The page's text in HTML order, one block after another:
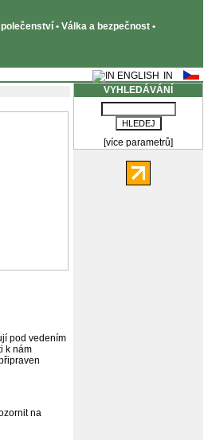
• Válka a bezpečnost •
pod vedením
k nám
na
VYHLEDÁVÁNÍ
[více parametrů]